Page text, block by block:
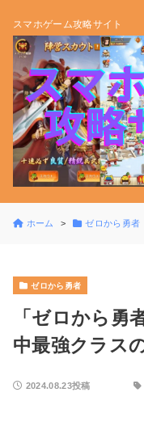
スマホゲーム攻略サイト
ホーム ゼロから勇者
ゼロから勇者
「ゼロから勇
中最強クラス
2024.08.23投稿